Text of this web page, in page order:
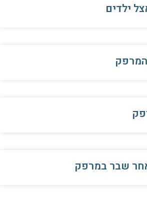
ילדים
שבר במרפק